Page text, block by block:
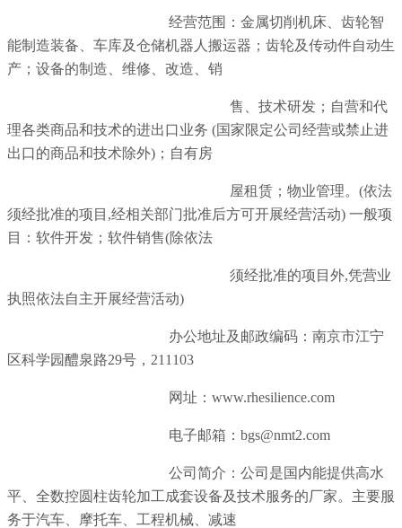
经营范围：金属切削机床、齿轮智
能制造装备、车库及仓储机器人搬运器；齿轮及传动件自动生
产；设备的制造、维修、改造、销
售、技术研发；自营和代
理各类商品和技术的进出口业务 (国家限定公司经营或禁止进
出口的商品和技术除外)；自有房
屋租赁；物业管理。(依法
须经批准的项目,经相关部门批准后方可开展经营活动) 一般项
目：软件开发；软件销售(除依法
须经批准的项目外,凭营业
执照依法自主开展经营活动)
办公地址及邮政编码：南京市江宁
区科学园醴泉路29号，211103
网址：www.rhesilience.com
电子邮箱：bgs@nmt2.com
公司简介：公司是国内能提供高水
平、全数控圆柱齿轮加工成套设备及技术服务的厂家。主要服
务于汽车、摩托车、工程机械、减速